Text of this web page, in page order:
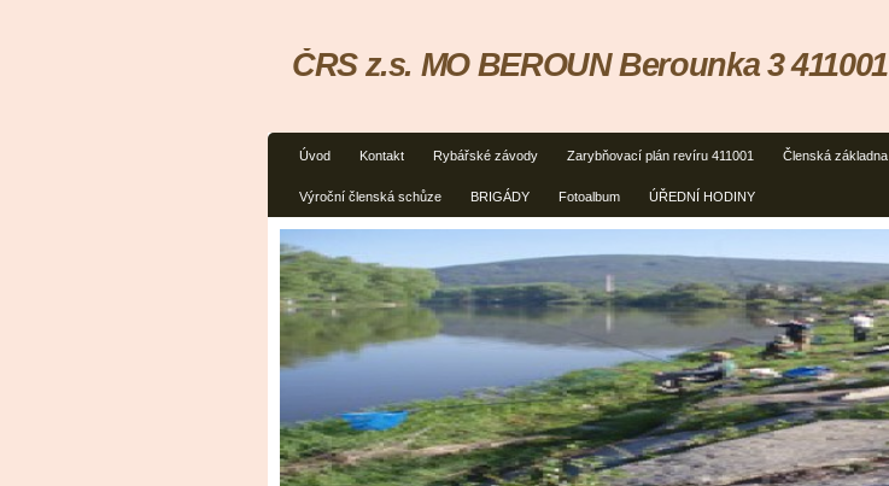
Úvod Kontakt Rybářské závody Zarybňovací plán revíru 411001 Členská základna
Výroční členská schůze BRIGÁDY Fotoalbum ÚŘEDNÍ HODINY
ČRS z.s. MO BEROUN Berounka 3 411001